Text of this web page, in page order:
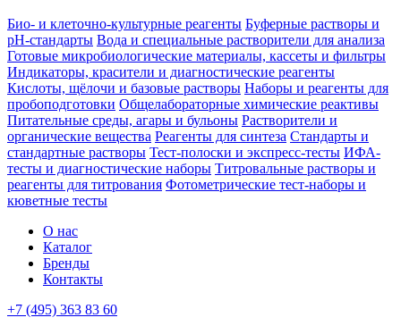
Био- и клеточно-культурные реагенты Буферные растворы и
pH-стандарты Вода и специальные растворители для анализа
Готовые микробиологические материалы, кассеты и фильтры
Индикаторы, красители и диагностические реагенты
Кислоты, щёлочи и базовые растворы Наборы и реагенты для
пробоподготовки Общелабораторные химические реактивы
Питательные среды, агары и бульоны Растворители и
органические вещества Реагенты для синтеза Стандарты и
стандартные растворы Тест-полоски и экспресс-тесты ИФА-
тесты и диагностические наборы Титровальные растворы и
реагенты для титрования Фотометрические тест-наборы и
кюветные тесты
О нас
Каталог
Бренды
Контакты
+7 (495) 363 83 60